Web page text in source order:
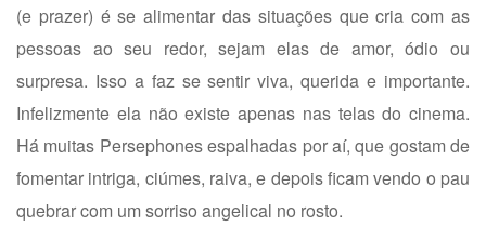
(e prazer) é se alimentar das situações que cria com as
pessoas ao seu redor, sejam elas de amor, ódio ou
surpresa. Isso a faz se sentir viva, querida e importante.
Infelizmente ela não existe apenas nas telas do cinema.
Há muitas Persephones espalhadas por aí, que gostam de
fomentar intriga, ciúmes, raiva, e depois ficam vendo o pau
quebrar com um sorriso angelical no rosto.